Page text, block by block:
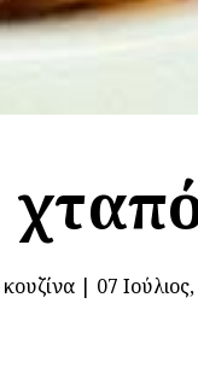
| 07